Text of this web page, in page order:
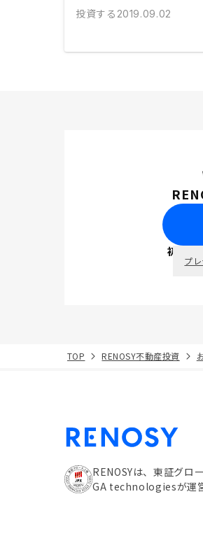
投資する 2019.09.02
初回面
プ
TOP RENOSY不動産投資
RENOSYは、東証グロ
GA technologiesが運